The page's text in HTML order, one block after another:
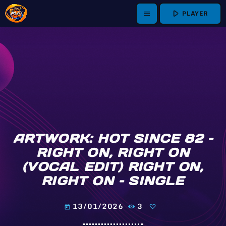
menu play_arrow PLAYER
ARTWORK: HOT SINCE 82 –
RIGHT ON, RIGHT ON
(VOCAL EDIT) RIGHT ON,
RIGHT ON – SINGLE
today 13/01/2026 3